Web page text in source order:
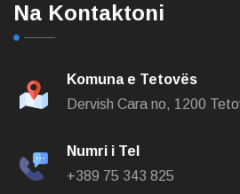
Na Kontaktoni
Komuna e Tetovës
Dervish Cara no, 1200
Numri i Tel
+389 75 343 825